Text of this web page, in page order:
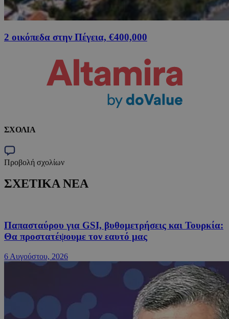
2 οικόπεδα στην Πέγεια, €400,000
ΣΧΟΛΙΑ
Προβολή σχολίων
ΣΧΕΤΙΚΑ ΝΕΑ
Παπασταύρου για GSI, βυθομετρήσεις και Τουρκία:
Θα προστατέψουμε τον εαυτό μας
6 Αυγούστου, 2026